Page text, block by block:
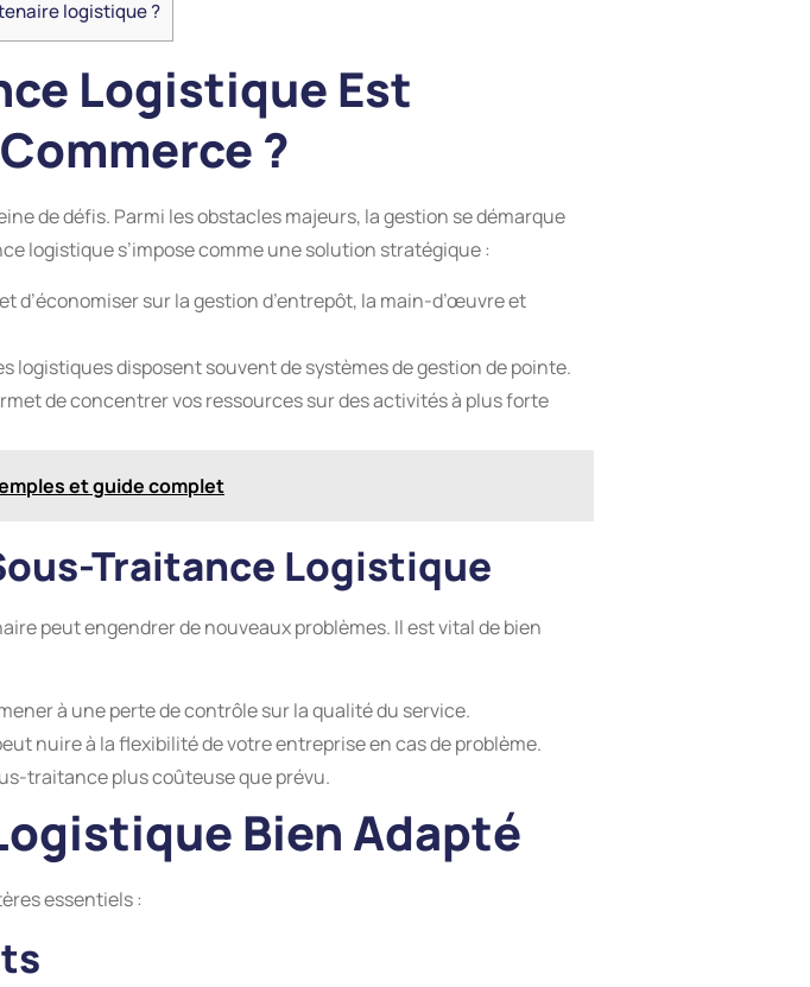
logistique ?
Logistique Est
?
de défis. Parmi les obstacles majeurs, la gestion se démarque
logistique s’impose comme une solution stratégique :
d’économiser sur la gestion d’entrepôt, la main-d’œuvre et
logistiques disposent souvent de systèmes de gestion de pointe.
de concentrer vos ressources sur des activités à plus forte
et guide complet
Traitance Logistique
peut engendrer de nouveaux problèmes. Il est vital de bien
à une perte de contrôle sur la qualité du service.
nuire à la flexibilité de votre entreprise en cas de problème.
traitance plus coûteuse que prévu.
Bien Adapté
essentiels :